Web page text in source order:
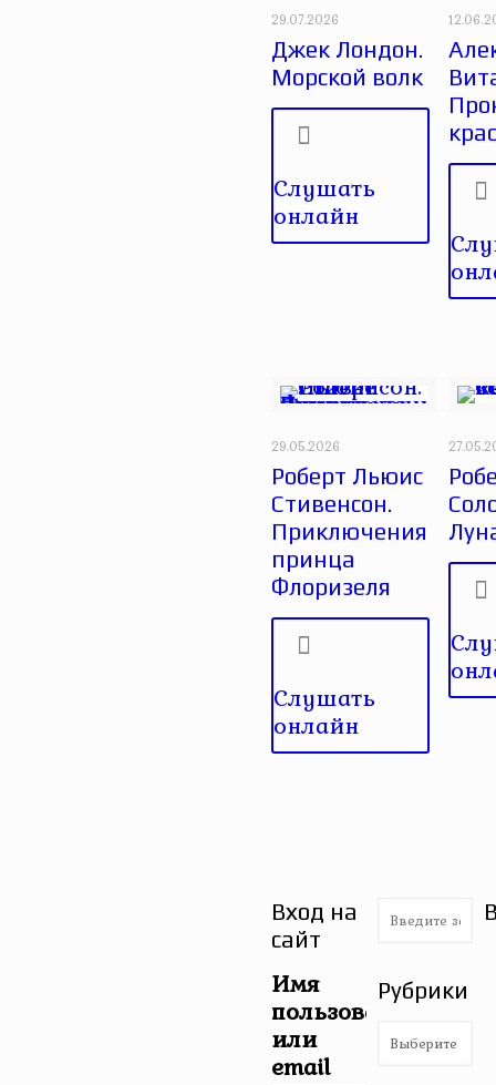
29.07.2026
Джек Лондон.
Морской волк
Слушать
онлайн
29.05.2026
Роберт Льюис
Стивенсон.
Приключения
принца
Флоризеля
Слушать
онлайн
Вход на
сайт
Имя
пользователя
или
email
Рубрики
Рубрики